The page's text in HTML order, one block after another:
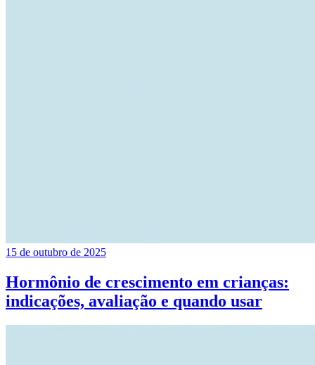
15 de outubro de 2025
Hormônio de crescimento em crianças:
indicações, avaliação e quando usar